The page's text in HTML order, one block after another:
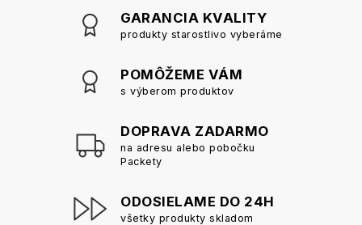
GARANCIA KVALITY
produkty starostlivo vyberáme
POMÔŽEME VÁM
s výberom produktov
DOPRAVA ZADARMO
na adresu alebo pobočku
Packety
ODOSIELAME DO 24H
všetky produkty skladom